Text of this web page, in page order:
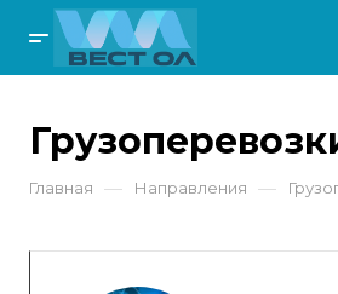
Главная — Направления —